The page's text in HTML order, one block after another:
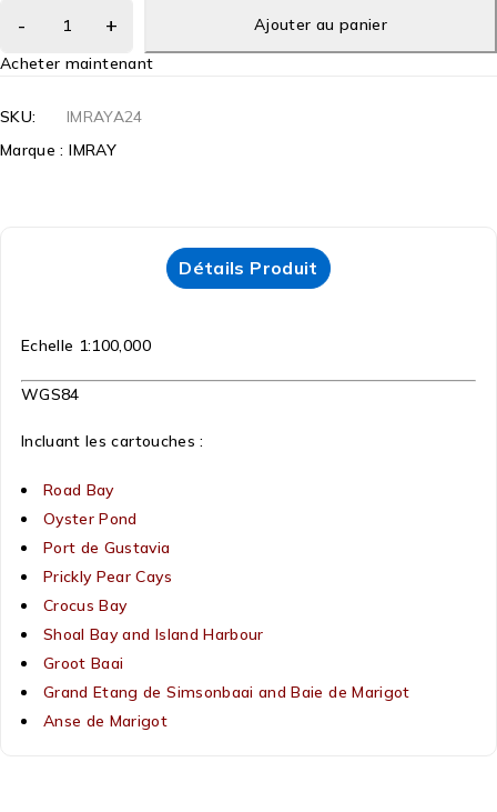
Ajouter au panier
Acheter maintenant
SKU:
IMRAYA24
Marque :IMRAY
Détails Produit
Echelle 1:100,000
WGS84
Incluant les cartouches :
Road Bay
Oyster Pond
Port de Gustavia
Prickly Pear Cays
Crocus Bay
Shoal Bay and Island Harbour
Groot Baai
Grand Etang de Simsonbaai and Baie de Marigot
Anse de Marigot